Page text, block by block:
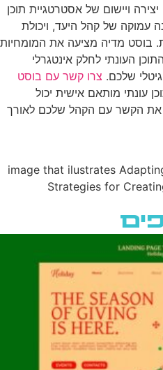
ויישום של אסטרטגיית תוכן
עמוקה של קהל היעד, ויכולת
בוסט מדיה מציעה את המומחיות
העונתי לחלק אינטגרלי
שלכם. צרו קשר עם בוסט
עונתי מותאם אישית יכול
את הקשר עם הקהל שלכם לאורך